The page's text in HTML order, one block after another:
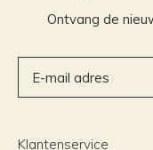
Ontvang de
Klantenservice